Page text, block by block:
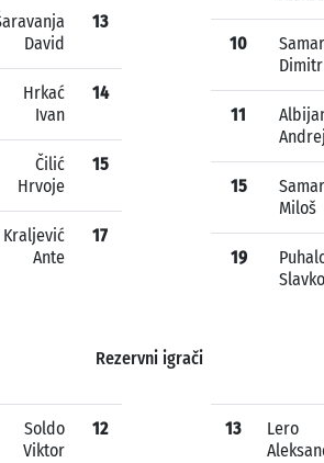
David
13
Hrkać
Ivan
14
Čilić
Hrvoje
15
Kraljević
Ante
17
10
11
15
Miloš
19
Slavko
Rezervni igrači
Soldo
Viktor
12 13
Lero